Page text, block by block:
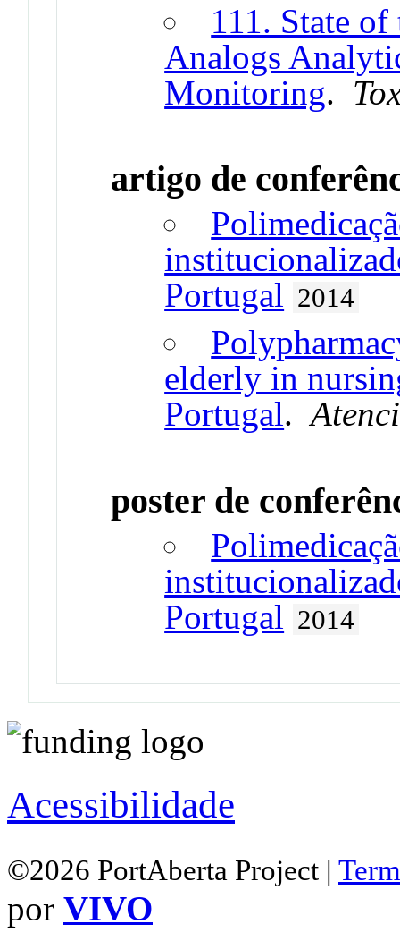
111. State
Analogs
Monitoring.
artigo de
Portugal 2014
elderly in
Portugal.
poster de
Portugal 2014
Acessibilidade
©2026 PortAberta Project |
por VIVO